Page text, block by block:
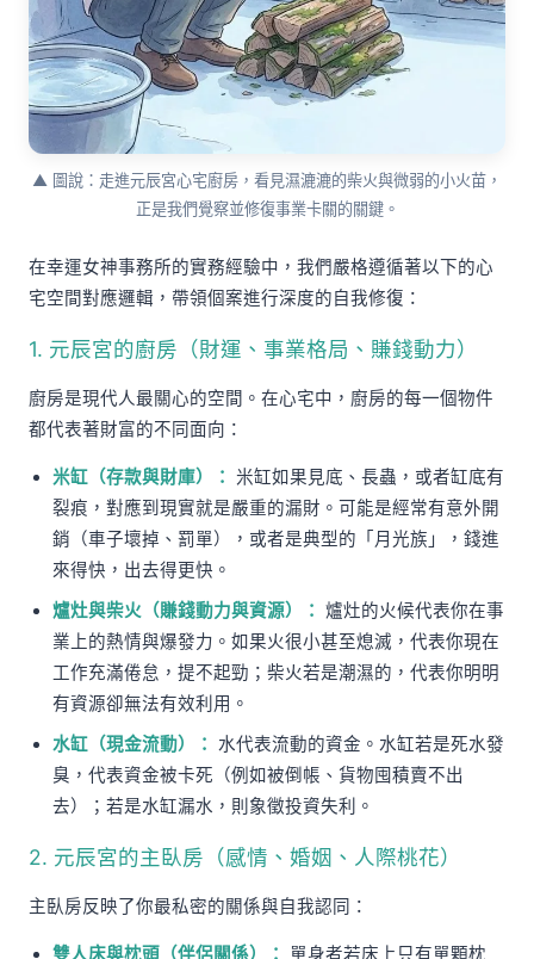
▲ 圖說：走進元辰宮心宅廚房，看見濕漉漉的柴火與微弱的小火苗，
正是我們覺察並修復事業卡關的關鍵。
在幸運女神事務所的實務經驗中，我們嚴格遵循著以下的心
宅空間對應邏輯，帶領個案進行深度的自我修復：
1. 元辰宮的廚房（財運、事業格局、賺錢動力）
廚房是現代人最關心的空間。在心宅中，廚房的每一個物件
都代表著財富的不同面向：
米缸（存款與財庫）： 米缸如果見底、長蟲，或者缸底有
裂痕，對應到現實就是嚴重的漏財。可能是經常有意外開
銷（車子壞掉、罰單），或者是典型的「月光族」，錢進
來得快，出去得更快。
爐灶與柴火（賺錢動力與資源）： 爐灶的火候代表你在事
業上的熱情與爆發力。如果火很小甚至熄滅，代表你現在
工作充滿倦怠，提不起勁；柴火若是潮濕的，代表你明明
有資源卻無法有效利用。
水缸（現金流動）： 水代表流動的資金。水缸若是死水發
臭，代表資金被卡死（例如被倒帳、貨物囤積賣不出
去）；若是水缸漏水，則象徵投資失利。
2. 元辰宮的主臥房（感情、婚姻、人際桃花）
主臥房反映了你最私密的關係與自我認同：
雙人床與枕頭（伴侶關係）： 單身者若床上只有單顆枕